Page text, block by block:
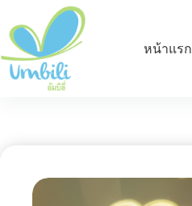
หน้าแรก